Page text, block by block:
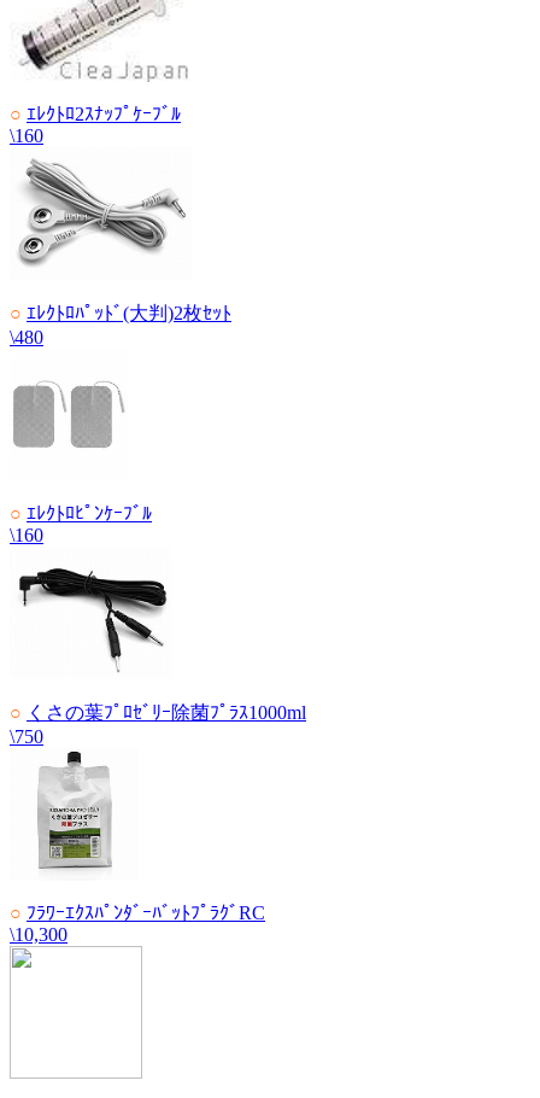
○ ｴﾚｸﾄﾛ2ｽﾅｯﾌﾟｹｰﾌﾞﾙ
\160
○ ｴﾚｸﾄﾛﾊﾟｯﾄﾞ(大判)2枚ｾｯﾄ
\480
○ ｴﾚｸﾄﾛﾋﾟﾝｹｰﾌﾞﾙ
\160
○ くさの葉ﾌﾟﾛｾﾞﾘｰ除菌ﾌﾟﾗｽ1000ml
\750
○ ﾌﾗﾜｰｴｸｽﾊﾟﾝﾀﾞｰﾊﾞｯﾄﾌﾟﾗｸﾞRC
\10,300